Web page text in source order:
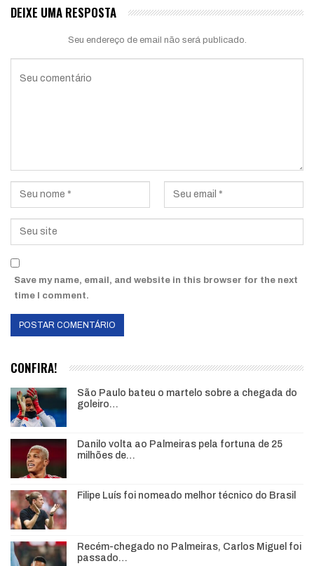
DEIXE UMA RESPOSTA
Seu endereço de email não será publicado.
Save my name, email, and website in this browser for the next
time I comment.
CONFIRA!
São Paulo bateu o martelo sobre a chegada do
goleiro…
Danilo volta ao Palmeiras pela fortuna de 25
milhões de…
Filipe Luís foi nomeado melhor técnico do Brasil
Recém-chegado no Palmeiras, Carlos Miguel foi
passado…